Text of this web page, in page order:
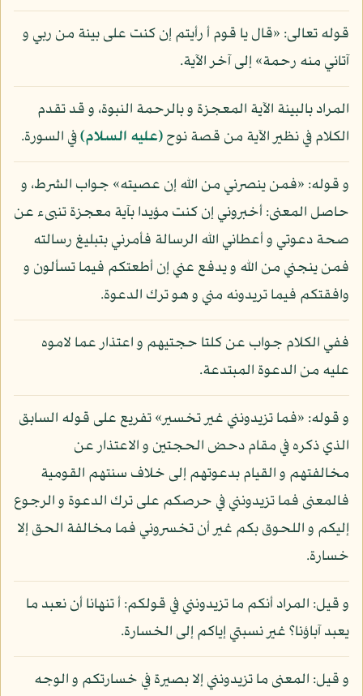
قوله تعالى: «قال يا قوم أ رأيتم إن كنت على بينة من ربي و
آتاني منه رحمة» إلى آخر الآية.
المراد بالبينة الآية المعجزة و بالرحمة النبوة، و قد تقدم
الكلام في نظير الآية من قصة نوح(عليه السلام)في السورة.
و قوله: «فمن ينصرني من الله إن عصيته» جواب الشرط، و
حاصل المعنى: أخبروني إن كنت مؤيدا بآية معجزة تنبىء عن
صحة دعوتي و أعطاني الله الرسالة فأمرني بتبليغ رسالته
فمن ينجني من الله و يدفع عني إن أطعتكم فيما تسألون و
وافقتكم فيما تريدونه مني و هو ترك الدعوة.
ففي الكلام جواب عن كلتا حجتيهم و اعتذار عما لاموه
عليه من الدعوة المبتدعة.
و قوله: «فما تزيدونني غير تخسير» تفريع على قوله السابق
الذي ذكره في مقام دحض الحجتين و الاعتذار عن
مخالفتهم و القيام بدعوتهم إلى خلاف سنتهم القومية
فالمعنى فما تزيدونني في حرصكم على ترك الدعوة و الرجوع
إليكم و اللحوق بكم غير أن تخسروني فما مخالفة الحق إلا
خسارة.
و قيل: المراد أنكم ما تزيدونني في قولكم: أ تنهانا أن نعبد ما
يعبد آباؤنا؟ غير نسبتي إياكم إلى الخسارة.
و قيل: المعنى ما تزيدونني إلا بصيرة في خسارتكم و الوجه